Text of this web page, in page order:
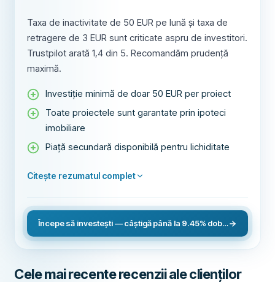
Taxa de inactivitate de 50 EUR pe lună și taxa de
retragere de 3 EUR sunt criticate aspru de investitori.
Trustpilot arată 1,4 din 5. Recomandăm prudență
maximă.
Investiție minimă de doar 50 EUR per proiect
Toate proiectele sunt garantate prin ipoteci
imobiliare
Piață secundară disponibilă pentru lichiditate
Citește rezumatul complet
Începe să investești — câștigă până la 9.45% dobândă anuală
Cele mai recente recenzii ale clienților